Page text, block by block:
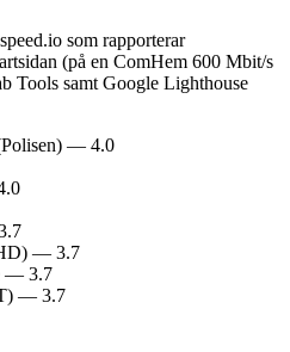
som rapporterar
(på en ComHem 600 Mbit/s
Tools samt Google Lighthouse
— 4.0
— 3.7
— 3.7
— 3.7